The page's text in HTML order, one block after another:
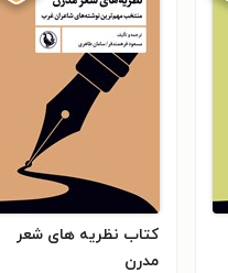
کتاب نظریه های شعر
مدرن